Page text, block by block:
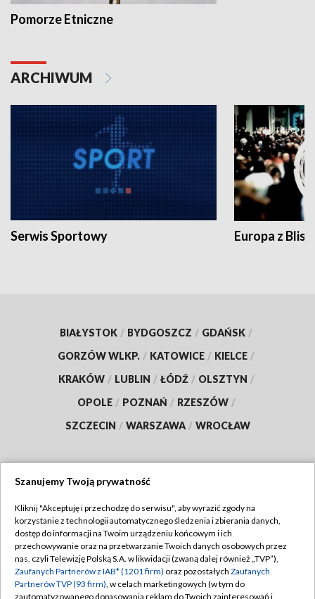
Pomorze Etniczne
ARCHIWUM
Serwis Sportowy Europa z
BIAŁYSTOK / BYDGOSZCZ / GDAŃSK /
GORZÓW WLKP. / KATOWICE / KIELCE /
KRAKÓW / LUBLIN / ŁÓDŹ / OLSZTYN /
OPOLE / POZNAŃ / RZESZÓW /
SZCZECIN / WARSZAWA / WROCŁAW
TVP
Abonament TVP
Emisja w TVP
Centrum informacji TVP
Regulamin TVP
Polityka prywatności
Moje zgody
Szanujemy Twoją prywatność
Kliknij "Akceptuję i przechodzę do serwisu", aby wyrazić zgody na
korzystanie z technologii automatycznego śledzenia i zbierania danych,
dostęp do informacji na Twoim urządzeniu końcowym i ich
przechowywanie oraz na przetwarzanie Twoich danych osobowych przez
nas, czyli Telewizję Polską S.A. w likwidacji (zwaną dalej również „TVP”),
Zaufanych Partnerów z IAB* (1201 firm) oraz pozostałych Zaufanych
Partnerów TVP (93 firm), w celach marketingowych (w tym do
zautomatyzowanego dopasowania reklam do Twoich zainteresowań i